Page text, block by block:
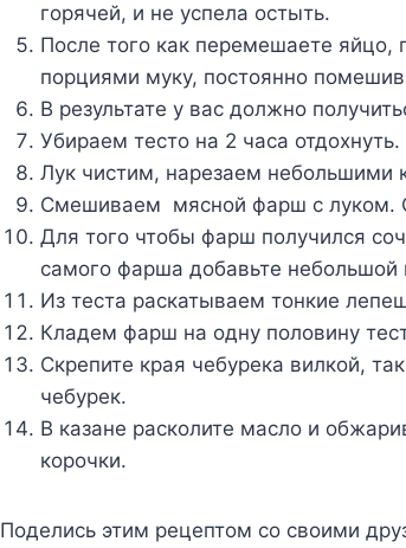
горячей, и не успела остыть.
После того как перемешаете
порциями муку, постоянно
В результате у вас должно
Убираем тесто на 2 часа отдохнуть.
Лук чистим, нарезаем небольшими
Смешиваем мясной фарш с луком.
Для того чтобы фарш получился
самого фарша добавьте небольшой
Из теста раскатываем тонкие
Кладем фарш на одну половину
Скрепите края чебурека вилкой,
чебурек.
В казане расколите масло и
корочки.
Поделись этим рецептом со своими